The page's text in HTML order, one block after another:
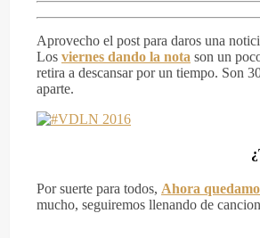
Aprovecho el post para daros una
Los viernes dando la nota son un
retira a descansar por un tiempo. Son
aparte.
Por suerte para todos, Ahora
mucho, seguiremos llenando de